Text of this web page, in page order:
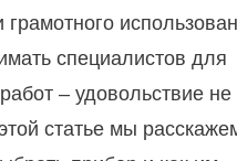
специалистов для
– удовольствие не
статье мы